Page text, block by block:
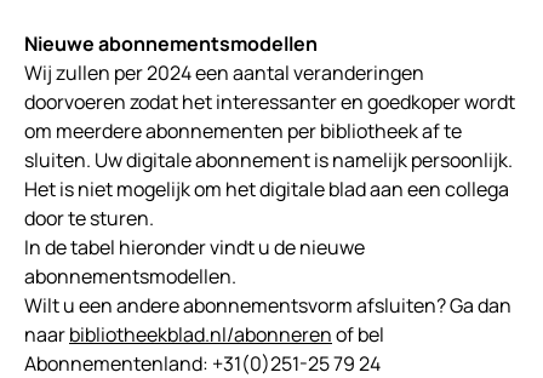
Nieuwe abonnementsmodellen
Wij zullen per 2024 een aantal veranderingen
doorvoeren zodat het interessanter en goedkoper wordt
om meerdere abonnementen per bibliotheek af te
sluiten. Uw digitale abonnement is namelijk persoonlijk.
Het is niet mogelijk om het digitale blad aan een collega
door te sturen.
In de tabel hieronder vindt u de nieuwe
abonnementsmodellen.
Wilt u een andere abonnementsvorm afsluiten? Ga dan
naarbibliotheekblad.nl/abonnerenof bel
Abonnementenland: +31(0)251-25 79 24